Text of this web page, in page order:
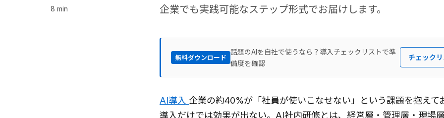
8 min
企業でも実践可能なステップ形式でお届けします。
無料ダウンロード
話題のAIを自社で使うなら？導入チェックリストで準
備度を確認
チェック
AI導入 企業の約40%が「社員が使いこなせない」という課題を抱えて
導入だけでは効果が出ない。AI社内研修とは、経営層・管理層・現場